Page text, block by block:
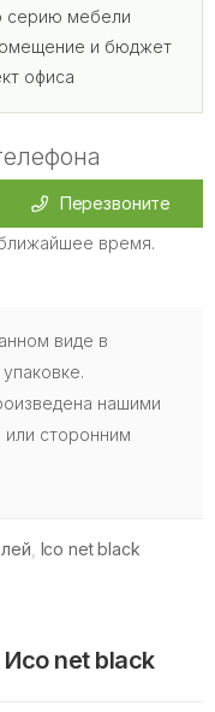
серию мебели
и бюджет
офиса
Перезвоните
время.
виде в
нашими
или сторонним
Ісо net black
net black